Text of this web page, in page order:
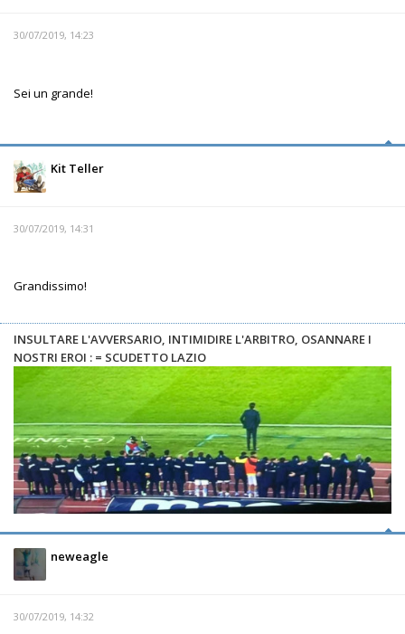
30/07/2019, 14:23
Sei un grande!
Kit Teller
30/07/2019, 14:31
Grandissimo!
INSULTARE L'AVVERSARIO, INTIMIDIRE L'ARBITRO, OSANNARE I
NOSTRI EROI : = SCUDETTO LAZIO
neweagle
30/07/2019, 14:32